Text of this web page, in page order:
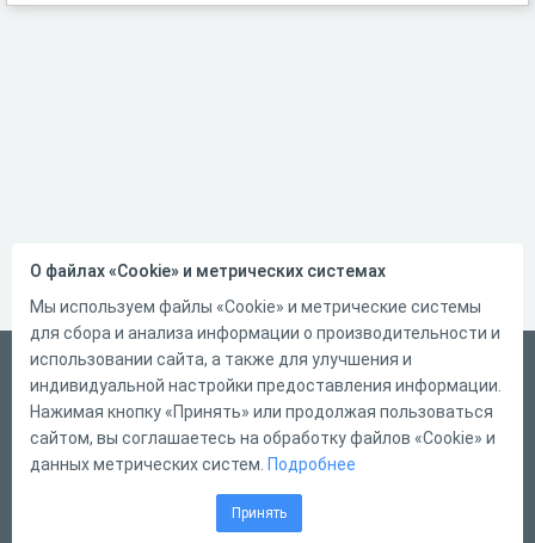
Русский
Справка
Форма обратной связи
О файлах «Cookie» и метрических системах
Мы используем файлы «Cookie» и метрические системы
для сбора и анализа информации о производительности и
использовании сайта, а также для улучшения и
индивидуальной настройки предоставления информации.
Нажимая кнопку «Принять» или продолжая пользоваться
сайтом, вы соглашаетесь на обработку файлов «Cookie» и
данных метрических систем. Подробнее
Принять